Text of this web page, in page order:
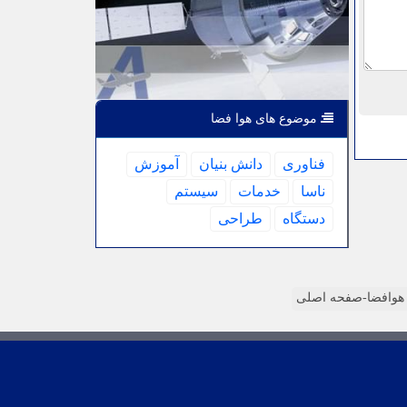
موضوع های هوا فضا
فناوری دانش بنیان
آموزش
ناسا
خدمات
سیستم
دستگاه
طراحی
هوافضا-صفحه اصلی